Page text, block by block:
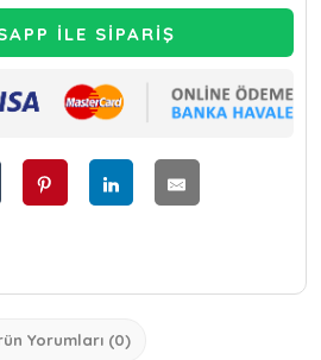
İLE SİPARİŞ
Yorumları (0)